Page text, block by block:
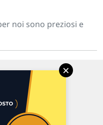
noi sono preziosi e
401
×